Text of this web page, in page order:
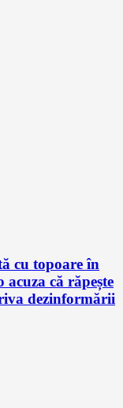
cu topoare în
că răpește
dezinformării